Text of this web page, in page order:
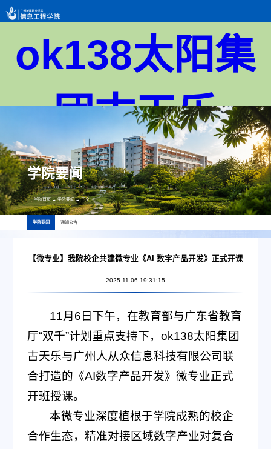
ok138太阳集
团古天乐
学院要闻
学院首页 → 学院要闻→正文
学院要闻 通知公告
【微专业】我院校企共建微专业《AI 数字产品开发》正式开课
2025-11-06 19:31:15
11月6日下午，在教育部与广东省教育
厅“双千”计划重点支持下，ok138太阳集团
古天乐与广州人从众信息科技有限公司联
合打造的《AI数字产品开发》微专业正式
开班授课。
本微专业深度植根于学院成熟的校企
合作生态，精准对接区域数字产业对复合